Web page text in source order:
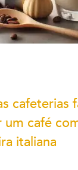
cafeterias
um café
italiana